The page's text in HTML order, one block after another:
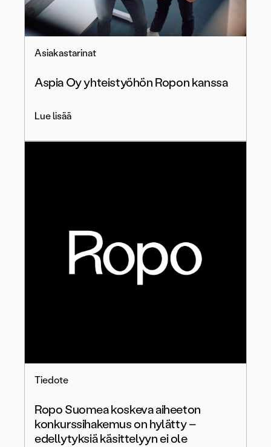
Asiakastarinat
Aspia Oy yhteistyöhön Ropon kanssa
Lue lisää
Tiedote
Ropo Suomea koskeva aiheeton
konkurssihakemus on hylätty –
edellytyksiä käsittelyyn ei ole